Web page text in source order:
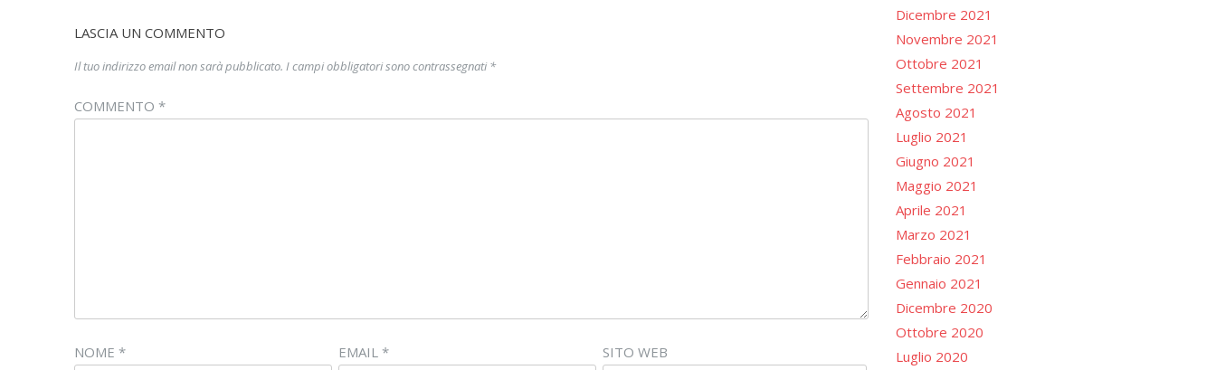
LASCIA UN COMMENTO
Il tuo indirizzo email non sarà pubblicato. I campi obbligatori sono contrassegnati*
COMMENTO *
NOME * EMAIL* SITO WEB
Dicembre 2021
Novembre 2021
Ottobre 2021
Settembre 2021
Agosto 2021
Luglio 2021
Giugno 2021
Maggio 2021
Aprile 2021
Marzo 2021
Febbraio 2021
Gennaio 2021
Dicembre 2020
Ottobre 2020
Luglio 2020